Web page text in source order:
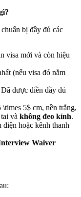
bị đầy đủ các
visa mới và còn hiệu
(nếu visa đó nằm
Đã được điền đầy đủ
5$ cm, nền trắng,
và không đeo kính.
điện hoặc kênh thanh
Waiver